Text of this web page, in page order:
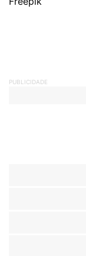
PUBLICIDADE